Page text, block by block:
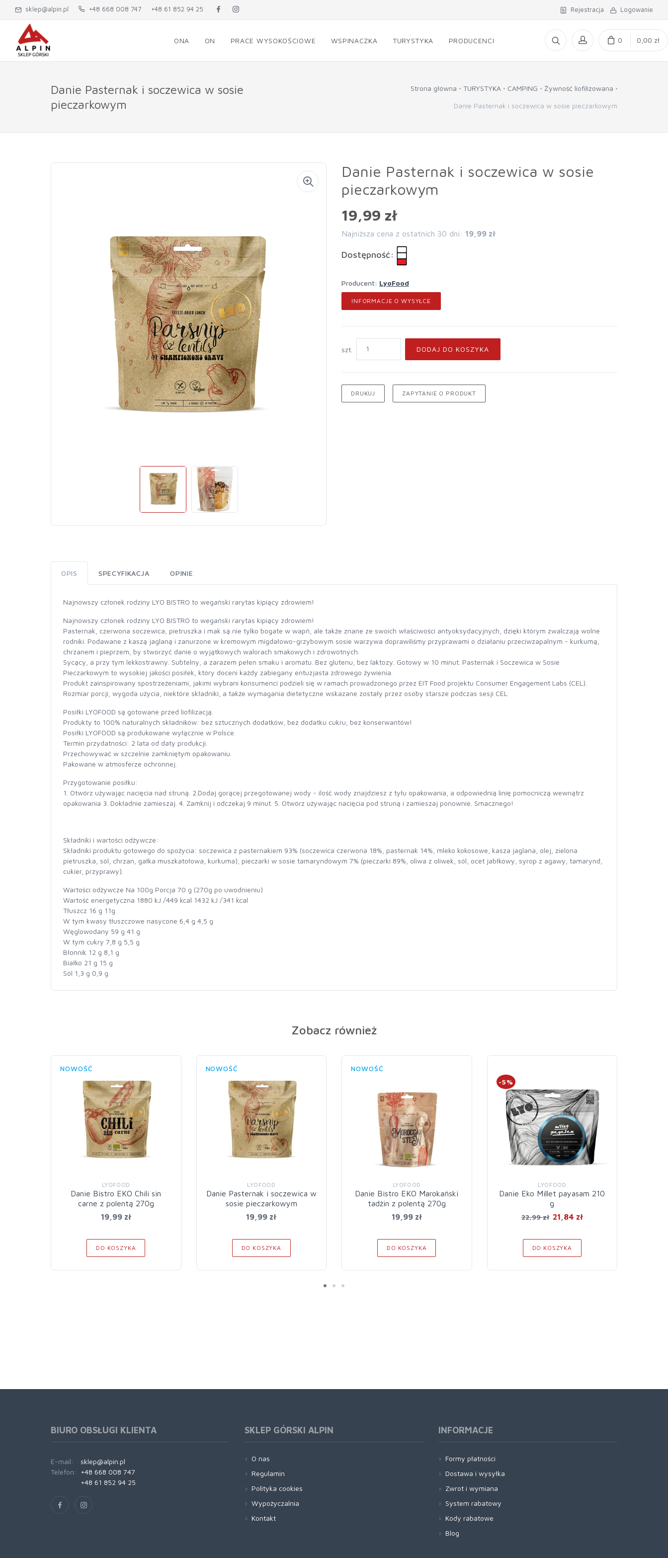
sklep@alpin.pl +48 668 008 747 +48 61 852 94 25 Rejestracja Logowanie
ONA ON PRACE WYSOKOŚCIOWE WSPINACZKA TURYSTYKA PRODUCENCI 0 0,00 zł
Danie Pasternak i soczewica w sosie
pieczarkowym
Strona główna TURYSTYKA CAMPING Żywność liofilizowana
Danie Pasternak i soczewica w sosie pieczarkowym
Danie Pasternak i soczewica w sosie
pieczarkowym
19,99 zł
Najniższa cena z ostatnich 30 dni: 19,99 zł
Dostępność:
Producent: LyoFood
INFORMACJE O WYSYŁCE
szt. DODAJ DO KOSZYKA
DRUKUJ ZAPYTANIE O PRODUKT
OPIS SPECYFIKACJA OPINIE
Najnowszy członek rodziny LYO BISTRO to wegański rarytas kipiący zdrowiem!
Najnowszy członek rodziny LYO BISTRO to wegański rarytas kipiący zdrowiem!
Pasternak, czerwona soczewica, pietruszka i mak są nie tylko bogate w wapń, ale także znane ze swoich właściwości antyoksydacyjnych, dzięki którym zwalczają wolne
rodniki. Podawane z kaszą jaglaną i zanurzone w kremowym migdałowo-grzybowym sosie warzywa doprawiliśmy przyprawami o działaniu przeciwzapalnym - kurkumą,
chrzanem i pieprzem, by stworzyć danie o wyjątkowych walorach smakowych i zdrowotnych.
Sycący, a przy tym lekkostrawny. Subtelny, a zarazem pełen smaku i aromatu. Bez glutenu, bez laktozy. Gotowy w 10 minut. Pasternak i Soczewica w Sosie
Pieczarkowym to wysokiej jakości posiłek, który doceni każdy zabiegany entuzjasta zdrowego żywienia.
Produkt zainspirowany spostrzeżeniami, jakimi wybrani konsumenci podzieli się w ramach prowadzonego przez EIT Food projektu Consumer Engagement Labs (CEL).
Rozmiar porcji, wygoda użycia, niektóre składniki, a także wymagania dietetyczne wskazane zostały przez osoby starsze podczas sesji CEL
Posiłki LYOFOOD są gotowane przed liofilizacją.
Produkty to 100% naturalnych składników: bez sztucznych dodatków, bez dodatku cukru, bez konserwantów!
Posiłki LYOFOOD są produkowane wyłącznie w Polsce.
Termin przydatności: 2 lata od daty produkcji.
Przechowywać w szczelnie zamkniętym opakowaniu.
Pakowane w atmosferze ochronnej.
Przygotowanie posiłku:
1. Otwórz używając nacięcia nad struną. 2.Dodaj gorącej przegotowanej wody - ilość wody znajdziesz z tyłu opakowania, a odpowiednią linię pomocniczą wewnątrz
opakowania 3. Dokładnie zamieszaj. 4. Zamknij i odczekaj 9 minut. 5. Otwórz używając nacięcia pod struną i zamieszaj ponownie. Smacznego!
Składniki i wartości odżywcze:
Składniki produktu gotowego do spożycia: soczewica z pasternakiem 93% (soczewica czerwona 18%, pasternak 14%, mleko kokosowe, kasza jaglana, olej, zielona
pietruszka, sól, chrzan, gałka muszkatołowa, kurkuma), pieczarki w sosie tamaryndowym 7% (pieczarki 89%, oliwa z oliwek, sól, ocet jabłkowy, syrop z agawy, tamarynd,
cukier, przyprawy).
Wartości odżywcze Na 100g Porcja 70 g (270g po uwodnieniu)
Wartość energetyczna 1880 kJ /449 kcal 1432 kJ /341 kcal
Tłuszcz 16 g 11g
W tym kwasy tłuszczowe nasycone 6,4 g 4,5 g
Węglowodany 59 g 41 g
W tym cukry 7,8 g 5,5 g
Błonnik 12 g 8,1 g
Białko 21 g 15 g
Sól 1,3 g 0,9 g
Zobacz również
NOWOŚĆ
LYOFOOD
Danie Bistro EKO Chili sin
carne z polentą 270g
19,99 zł
DO KOSZYKA
NOWOŚĆ
LYOFOOD
Danie Pasternak i soczewica w
sosie pieczarkowym
19,99 zł
DO KOSZYKA
NOWOŚĆ
LYOFOOD
Danie Bistro EKO Marokański
tadżin z polentą 270g
19,99 zł
DO KOSZYKA
-5%
LYOFOOD
Danie Eko Millet payasam 210
g
22,99 zł 21,84 zł
DO KOSZYKA
BIURO OBSŁUGI KLIENTA
E-mail:
sklep@alpin.pl
Telefon:
+48 668 008 747
+48 61 852 94 25
SKLEP GÓRSKI ALPIN
O nas
Regulamin
Polityka cookies
Wypożyczalnia
Kontakt
INFORMACJE
Formy płatności
Dostawa i wysyłka
Zwrot i wymiana
System rabatowy
Kody rabatowe
Blog